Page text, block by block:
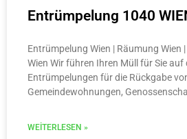
Entrümpelung 1040
Entrümpelung Wien | Räumung Wien
Wien Wir führen Ihren Müll für Sie auf
Entrümpelungen für die Rückgabe
Gemeindewohnungen,
WEITERLESEN »